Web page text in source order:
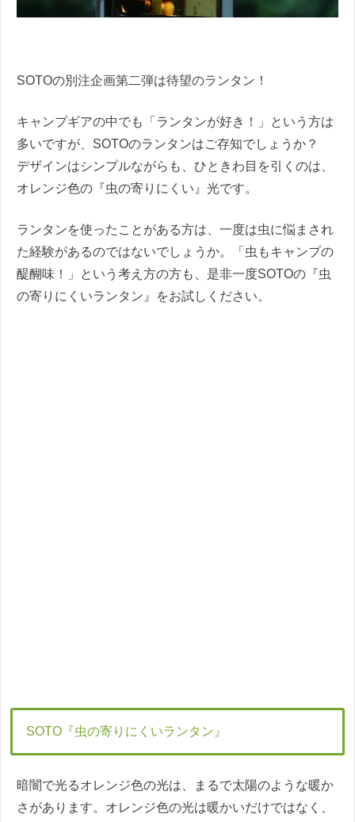
SOTOの別注企画第二弾は待望のランタン！
キャンプギアの中でも「ランタンが好き！」という方は
多いですが、SOTOのランタンはご存知でしょうか？
デザインはシンプルながらも、ひときわ目を引くのは、
オレンジ色の『虫の寄りにくい』光です。
ランタンを使ったことがある方は、一度は虫に悩まされ
た経験があるのではないでしょうか。「虫もキャンプの
醍醐味！」という考え方の方も、是非一度SOTOの『虫
の寄りにくいランタン』をお試しください。
SOTO『虫の寄りにくいランタン』
暗闇で光るオレンジ色の光は、まるで太陽のような暖か
さがあります。オレンジ色の光は暖かいだけではなく、